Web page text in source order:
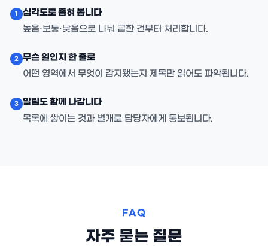
1
심각도로 좁혀 봅니다
높음·보통·낮음으로 나눠 급한 건부터 처리합니다.
2
무슨 일인지 한 줄로
어떤 영역에서 무엇이 감지됐는지 제목만 읽어도 파악됩니다.
3
알림도 함께 나갑니다
목록에 쌓이는 것과 별개로 담당자에게 통보됩니다.
FAQ
자주 묻는 질문